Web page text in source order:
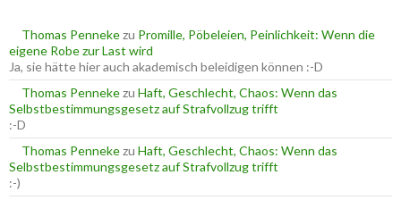
c
h
:
Thomas Pennekezu Promille, Pöbeleien, Peinlichkeit: Wenn die
eigene Robe zur Last wird
Ja, sie hätte hier auch akademisch beleidigen können :-D
Thomas Pennekezu Haft, Geschlecht, Chaos: Wenn das
Selbstbestimmungsgesetz auf Strafvollzug trifft
:-D
Thomas Pennekezu Haft, Geschlecht, Chaos: Wenn das
Selbstbestimmungsgesetz auf Strafvollzug trifft
:-)